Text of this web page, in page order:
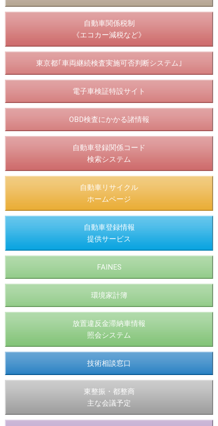
自動車関係税制
《エコカー減税など》
東京都｢車両継続検査実施可否判断システム｣
電子車検証特設サイト
OBD検査にかかる諸情報
自動車登録関係コード
検索システム
自動車リサイクル
ホームページ
自動車登録情報
提供サービス
FAINES
環境家計簿
放置違反金滞納車情報
照会システム
技術相談窓口
東整振・都整商
主な会議予定